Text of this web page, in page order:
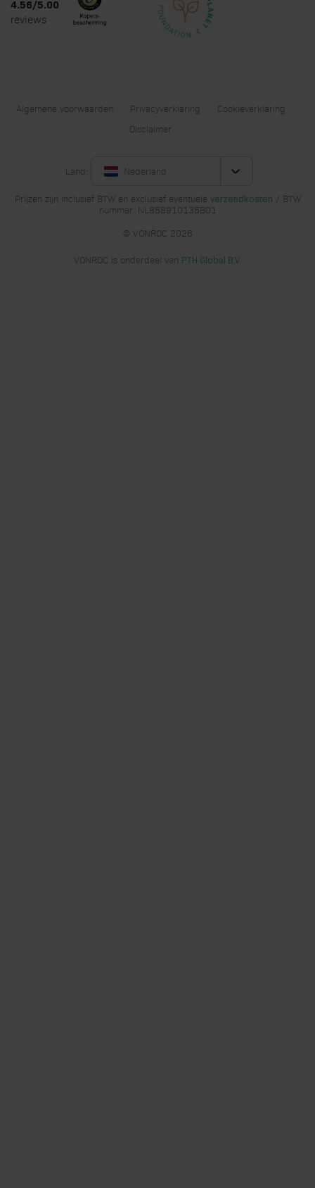
4.56/5.00
reviews
Algemene voorwaarden Privacyverklaring
Cookieverklaring
Disclaimer
Land: Nederland
Prijzen zijn inclusief BTW en exclusief eventuele verzendkosten / BTW
nummer: NL858910135B01
© VONROC 2026
VONROC is onderdeel van PTH Global B.V.